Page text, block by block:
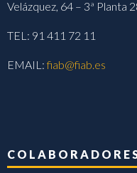
Velázquez, 64 – 3ª Planta
TEL: 91 411 72 11
EMAIL:fiab@fiab.es